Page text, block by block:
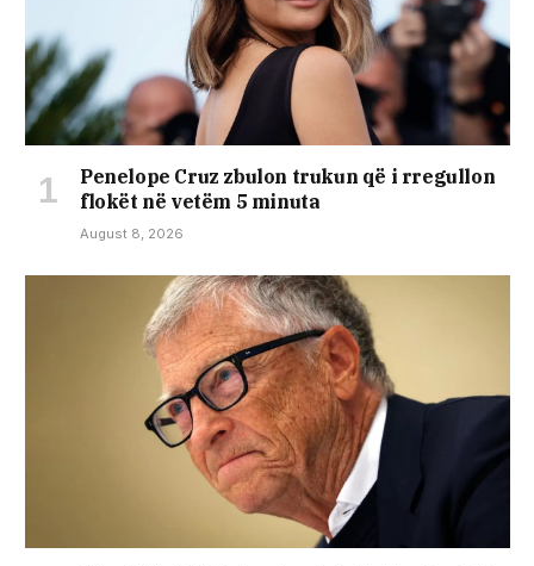
Penelope Cruz zbulon trukun që i rregullon
flokët në vetëm 5 minuta
August 8, 2026